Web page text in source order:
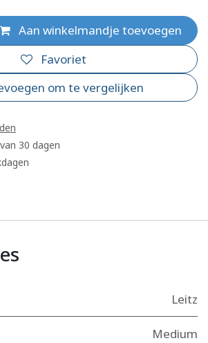
Aan winkelmandje toevoegen
om te vergelijken
Favoriet
30 dagen
Leitz
Medium